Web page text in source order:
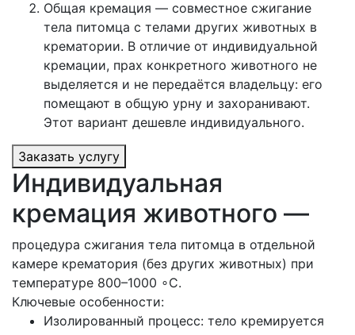
Общая кремация — совместное сжигание
тела питомца с телами других животных в
крематории. В отличие от индивидуальной
кремации, прах конкретного животного не
выделяется и не передаётся владельцу: его
помещают в общую урну и захоранивают.
Этот вариант дешевле индивидуального.
Заказать услугу
Индивидуальная
кремация животного —
процедура сжигания тела питомца в отдельной
камере крематория (без других животных) при
температуре 800–1000 ∘C.
Ключевые особенности:
Изолированный процесс: тело кремируется